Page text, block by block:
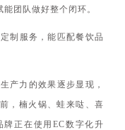
团队做好整个闭环。
制服务，能匹配餐饮品
产力的效果逐步显现，
，楠火锅、蛙来哒、喜
正在使用EC数字化升